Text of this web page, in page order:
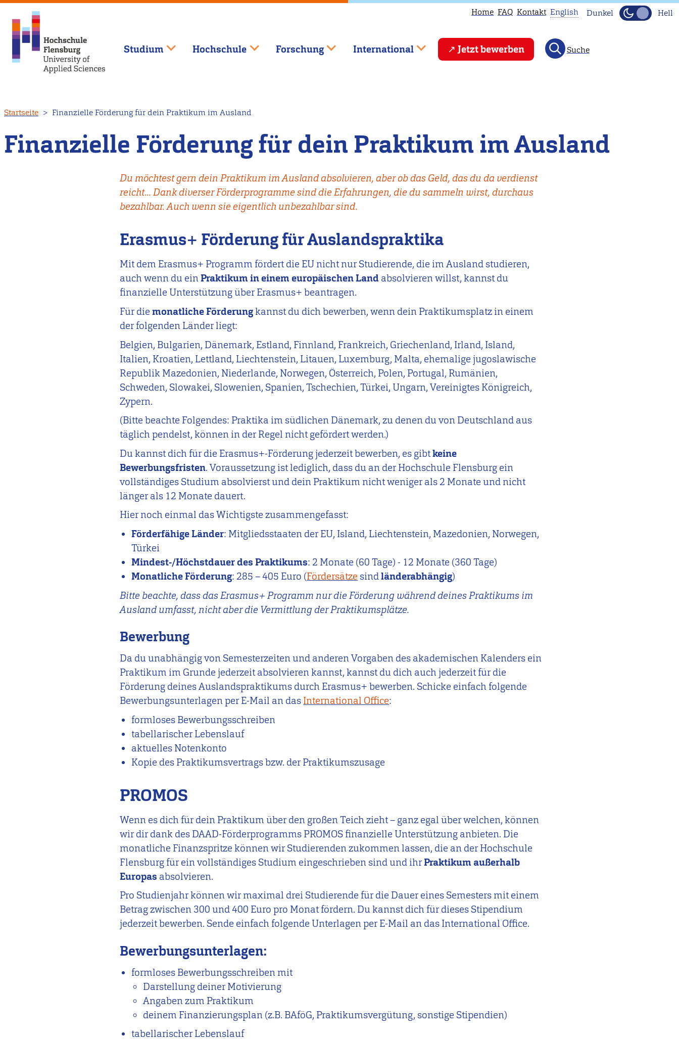
zum
Inhalt
Home FAQ Kontakt
This
page
Head
to
English Dunkel Hell
Studium Hochschule Forschung International Jetzt bewerben Suche
Startseite Finanzielle Förderung für dein Praktikum im Ausland
Finanzielle Förderung für dein Praktikum im Ausland
Du möchtest gern dein Praktikum im Ausland absolvieren, aber ob das Geld, das du da verdienst
reicht... Dank diverser Förderprogramme sind die Erfahrungen, die du sammeln wirst, durchaus
bezahlbar. Auch wenn sie eigentlich unbezahlbar sind.
Erasmus+ Förderung für Auslandspraktika
Mit dem Erasmus+ Programm fördert die EU nicht nur Studierende, die im Ausland studieren,
auch wenn du einPraktikum in einem europäischen Land absolvieren willst, kannst du
finanzielle Unterstützung über Erasmus+ beantragen.
Für diemonatliche Förderungkannst du dich bewerben, wenn dein Praktikumsplatz in einem
der folgenden Länder liegt:
Belgien, Bulgarien, Dänemark, Estland, Finnland, Frankreich, Griechenland, Irland, Island,
Italien, Kroatien, Lettland, Liechtenstein, Litauen, Luxemburg, Malta, ehemalige jugoslawische
Republik Mazedonien, Niederlande, Norwegen, Österreich, Polen, Portugal, Rumänien,
Schweden, Slowakei, Slowenien, Spanien, Tschechien, Türkei, Ungarn, Vereinigtes Königreich,
Zypern.
(Bitte beachte Folgendes: Praktika im südlichen Dänemark, zu denen du von Deutschland aus
täglich pendelst, können in der Regel nicht gefördert werden.)
Du kannst dich für die Erasmus+-Förderung jederzeit bewerben, es gibtkeine
Bewerbungsfristen. Voraussetzung ist lediglich, dass du an der Hochschule Flensburg ein
vollständiges Studium absolvierst und dein Praktikum nicht weniger als 2 Monate und nicht
länger als 12 Monate dauert.
Hier noch einmal das Wichtigste zusammengefasst:
Förderfähige Länder: Mitgliedsstaaten der EU, Island, Liechtenstein, Mazedonien, Norwegen,
Türkei
Mindest-/Höchstdauerdes Praktikums: 2 Monate (60 Tage) - 12 Monate (360 Tage)
Monatliche Förderung: 285 – 405 Euro (Fördersätze sindländerabhängig)
Bitte beachte, dass das Erasmus+ Programm nur die Förderung während deines Praktikums im
Ausland umfasst, nicht aber die Vermittlung der Praktikumsplätze.
Bewerbung
Da du unabhängig von Semesterzeiten und anderen Vorgaben des akademischen Kalenders ein
Praktikum im Grunde jederzeit absolvieren kannst, kannst du dich auch jederzeit für die
Förderung deines Auslandspraktikums durch Erasmus+ bewerben. Schicke einfach folgende
Bewerbungsunterlagen per E-Mail an das International Office:
formloses Bewerbungsschreiben
tabellarischer Lebenslauf
aktuelles Notenkonto
Kopie des Praktikumsvertrags bzw. der Praktikumszusage
PROMOS
Wenn es dich für dein Praktikum über den großen Teich zieht – ganz egal über welchen, können
wir dir dank des DAAD-Förderprogramms PROMOS finanzielle Unterstützung anbieten. Die
monatliche Finanzspritze können wir Studierenden zukommen lassen, die an der Hochschule
Flensburg für ein vollständiges Studium eingeschrieben sind und ihrPraktikum außerhalb
Europas absolvieren.
Pro Studienjahr können wir maximal drei Studierende für die Dauer eines Semesters mit einem
Betrag zwischen 300 und 400 Euro pro Monat fördern. Du kannst dich für dieses Stipendium
jederzeit bewerben. Sende einfach folgende Unterlagen per E-Mail an das International Office.
Bewerbungsunterlagen:
formloses Bewerbungsschreiben mit
Darstellung deiner Motivierung
Angaben zum Praktikum
deinem Finanzierungsplan (z.B. BAföG, Praktikumsvergütung, sonstige Stipendien)
tabellarischer Lebenslauf